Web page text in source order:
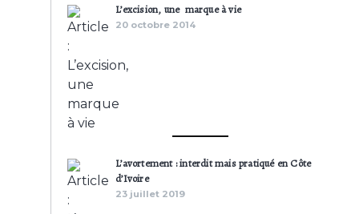
L’excision, une marque à vie
20 octobre 2014
L’avortement : interdit mais pratiqué en Côte
d’Ivoire
23 juillet 2019